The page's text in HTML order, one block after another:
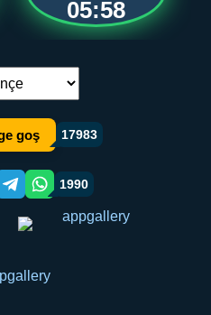
05:58
goş 17983
Telegram orqali ulashish
WhatsApp orqali ulashish
1990